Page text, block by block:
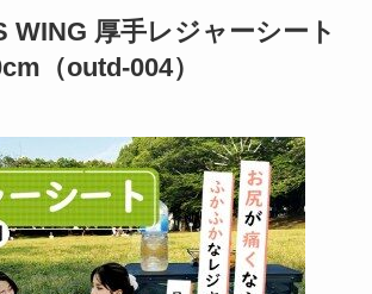
WING 厚手レジャーシート
（outd-004）